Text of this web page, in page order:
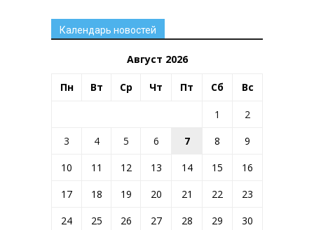
Календарь новостей
Август 2026
Пн Вт Ср Чт Пт Сб Вс
1
2
3
4 5 6 7 8
9
10
11 12 13 14 15
16
17
18 19 20 21 22
23
24
25 26 27 28 29
30